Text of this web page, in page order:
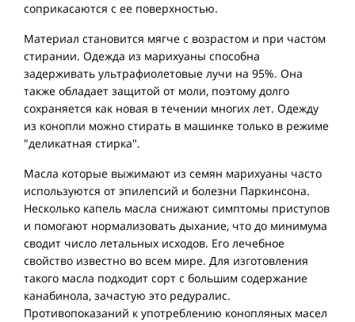
соприкасаются с ее поверхностью.
Материал становится мягче с возрастом и при частом
стирании. Одежда из марихуаны способна
задерживать ультрафиолетовые лучи на 95%. Она
также обладает защитой от моли, поэтому долго
сохраняется как новая в течении многих лет. Одежду
из конопли можно стирать в машинке только в режиме
"деликатная стирка".
Масла которые выжимают из семян марихуаны часто
используются от эпилепсий и болезни Паркинсона.
Несколько капель масла снижают симптомы приступов
и помогают нормализовать дыхание, что до минимума
сводит число летальных исходов. Его лечебное
свойство известно во всем мире. Для изготовления
такого масла подходит сорт с большим содержание
канабинола, зачастую это редуралис.
Противопоказаний к употреблению конопляных масел